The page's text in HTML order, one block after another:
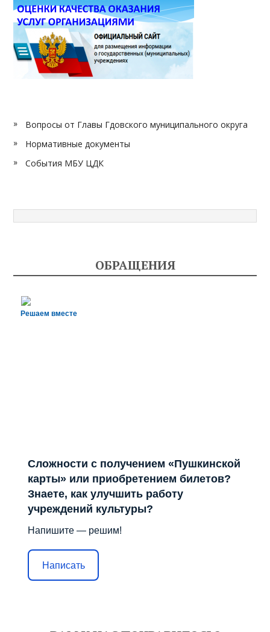
Вопросы от Главы Гдовского муниципального округа
Нормативные документы
События МБУ ЦДК
ОБРАЩЕНИЯ
Решаем вместе
Сложности с получением «Пушкинской
карты» или приобретением билетов?
Знаете, как улучшить работу
учреждений культуры?
Напишите — решим!
Написать